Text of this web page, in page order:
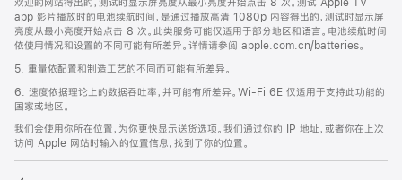
欢迎的网站得出的，测试时显示屏亮度从最小亮度开始点击 8 次。测试 Apple TV
app 影片播放时的电池续航时间，是通过播放高清 1080p 内容得出的，测试时显示屏
亮度从最小亮度开始点击 8 次。此类服务可能仅适用于部分地区和语言。电池续航时间
依使用情况和设置的不同可能有所差异。详情请参阅 apple.com.cn/batteries。
5. 重量依配置和制造工艺的不同而可能有所差异。
6. 速度依据理论上的数据吞吐率，并可能有所差异。Wi-Fi 6E 仅适用于支持此功能的
国家或地区。
我们会使用你所在位置，为你更快显示送货选项。我们通过你的 IP 地址，或者你在上次
访问 Apple 网站时输入的位置信息，找到了你的位置。